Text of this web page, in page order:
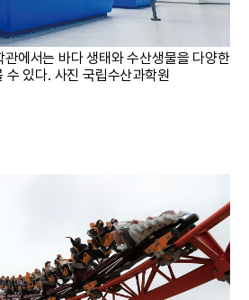
에서는 바다 생태와 수산생물을 다양한
수 있다. 사진 국립수산과학원